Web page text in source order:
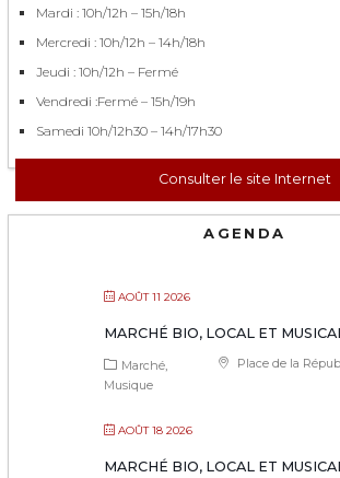
Mardi : 10h/12h – 15h/18h
Mercredi : 10h/12h – 14h/18h
Jeudi : 10h/12h – Fermé
Vendredi :Fermé – 15h/19h
Samedi 10h/12h30 – 14h/17h30
Consulter le site Internet
AGENDA
AOÛT 11 2026
MARCHÉ BIO, LOCAL ET
Place de la
Marché
Musique
AOÛT 18 2026
MARCHÉ BIO, LOCAL ET